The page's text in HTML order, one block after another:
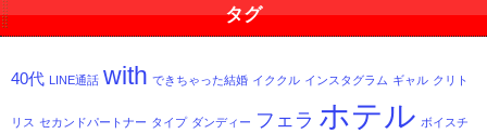
記
事
覧
タグ
40代 LINE通話 with できちゃった結婚 イククル インスタグラム ギャル クリト
リス セカンドパートナー タイプ ダンディー フェラ ホテル ボイスチ